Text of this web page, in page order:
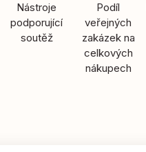
Nástroje
podporující
soutěž
Podíl
veřejných
zakázek na
celkových
nákupech